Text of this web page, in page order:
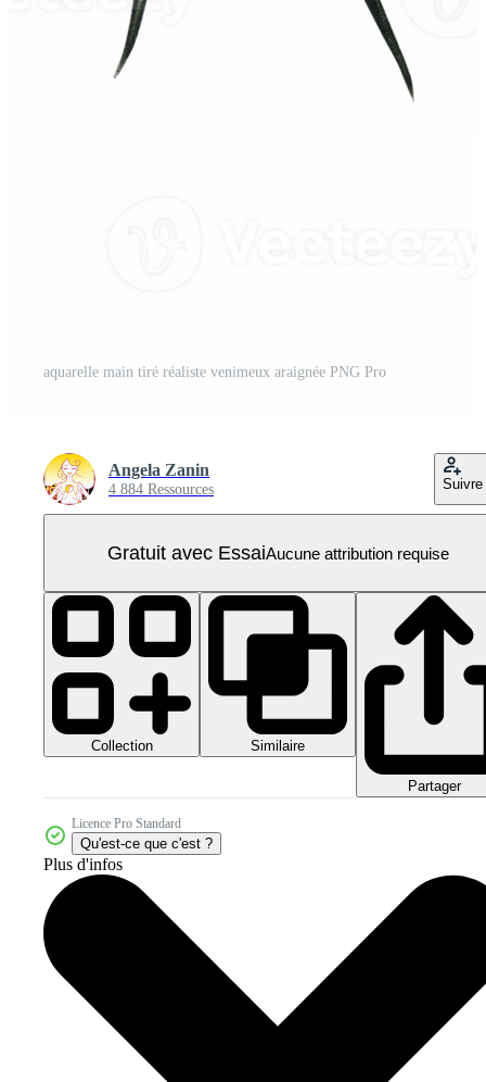
aquarelle main tiré réaliste venimeux araignée PNG Pro
Angela Zanin
4 884 Ressources Suivre
Gratuit avec EssaiAucune attribution requise
Collection Similaire
Partager
Licence Pro Standard
Qu'est-ce que c'est ?
Plus d'infos